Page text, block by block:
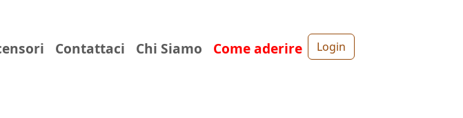
Contattaci Chi Siamo Come aderire Login